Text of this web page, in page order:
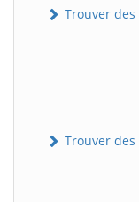
Trouver
Trouver